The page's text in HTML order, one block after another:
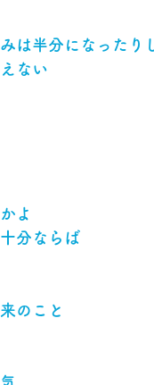
は半分になったり
ない
よ
分ならば
のこと